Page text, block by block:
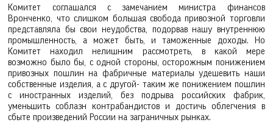
Комитет соглашался с замечанием министра финансов
Вронченко, что слишком большая свобода привозной торговли
представляла бы свои неудобства, подорвав нашу внутреннюю
промышленность, а может быть, и таможенные доходы. Но
Комитет находил нелишним рассмотреть, в какой мере
возможно было бы, с одной стороны, осторожным понижением
привозных пошлин на фабричные материалы удешевить наши
собственные изделия, а с другой- таким же понижением пошлин
с иностранных изделий, без подрыва российских фабрик,
уменьшить соблазн контрабандистов и достичь облегчения в
сбыте произведений России на заграничных рынках.